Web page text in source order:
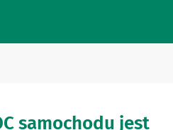
samochodu jest